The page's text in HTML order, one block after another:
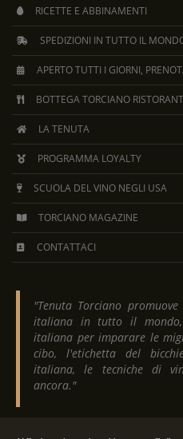
RICETTE E ABBINAMENTI
SPEDIZIONI IN TUTTO IL
APERTO TUTTI I GIORNI,
BOTTEGA TORCIANO
LA TENUTA
PROGRAMMA LOYALTY
SCUOLA DEL VINO NEGLI USA
TORCIANO MAGAZINE
CONTATTACI
"Tenuta Torciano
italiana in tutto il mondo,
italiana per imparare le
cibo, l'etichetta del
italiana, le tecniche di
ancora."